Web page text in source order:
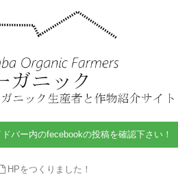
バー内のfecebookの投稿を確認下さい！
HPをつくりました！